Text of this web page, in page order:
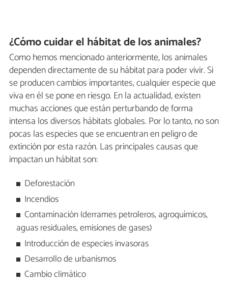
¿Cómo cuidar el hábitat de los animales?
Como hemos mencionado anteriormente, los animales
dependen directamente de su hábitat para poder vivir. Si
se producen cambios importantes, cualquier especie que
viva en él se pone en riesgo. En la actualidad, existen
muchas acciones que están perturbando de forma
intensa los diversos hábitats globales. Por lo tanto, no son
pocas las especies que se encuentran en peligro de
extinción por esta razón. Las principales causas que
impactan un hábitat son:
Deforestación
Incendios
Contaminación (derrames petroleros, agroquímicos,
aguas residuales, emisiones de gases)
Introducción de especies invasoras
Desarrollo de urbanismos
Cambio climático